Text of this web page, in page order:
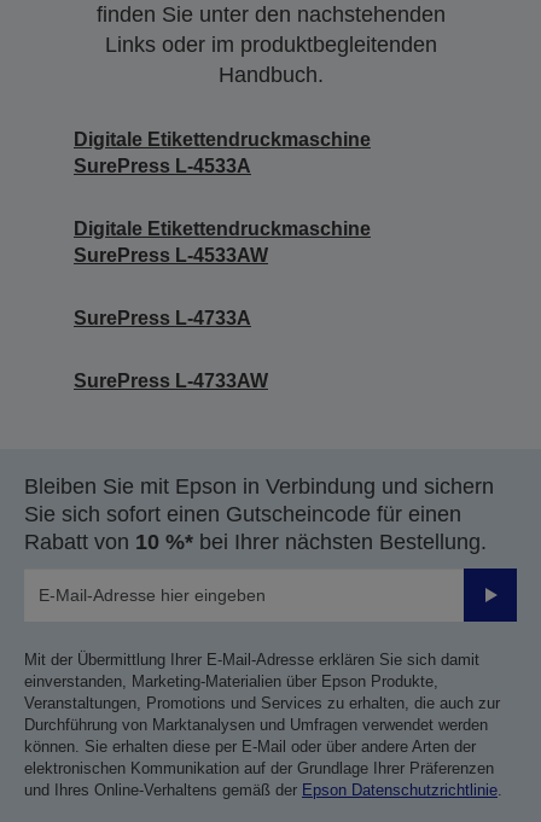
finden Sie unter den nachstehenden
Links oder im produktbegleitenden
Handbuch.
Digitale Etikettendruckmaschine
SurePress L-4533A
Digitale Etikettendruckmaschine
SurePress L-4533AW
SurePress L-4733A
SurePress L-4733AW
Bleiben Sie mit Epson in Verbindung und sichern
Sie sich sofort einen Gutscheincode für einen
Rabatt von 10 %* bei Ihrer nächsten Bestellung.
Mit der Übermittlung Ihrer E-Mail-Adresse erklären Sie sich damit
einverstanden, Marketing-Materialien über Epson Produkte,
Veranstaltungen, Promotions und Services zu erhalten, die auch zur
Durchführung von Marktanalysen und Umfragen verwendet werden
können. Sie erhalten diese per E-Mail oder über andere Arten der
elektronischen Kommunikation auf der Grundlage Ihrer Präferenzen
und Ihres Online-Verhaltens gemäß der Epson Datenschutzrichtlinie